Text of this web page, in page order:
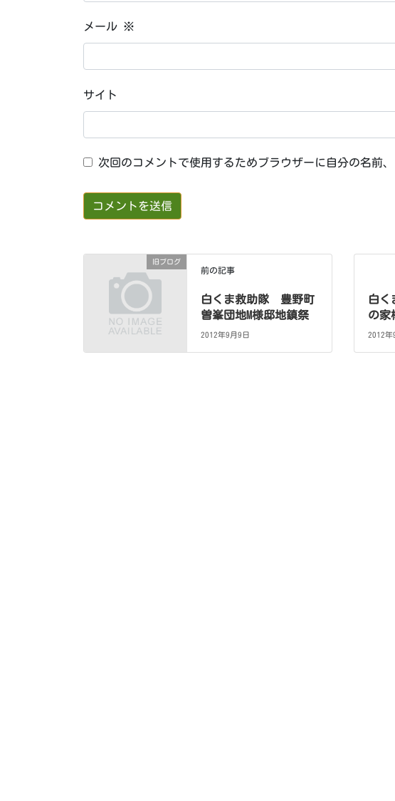
メール ※
サイト
次回のコメントで使用するためブラウザーに自分の名前
旧ブログ
前の記事
白くま救助隊 豊野町
曽峯団地M様邸地鎮祭
2012年9月9日
白
の家
2012年